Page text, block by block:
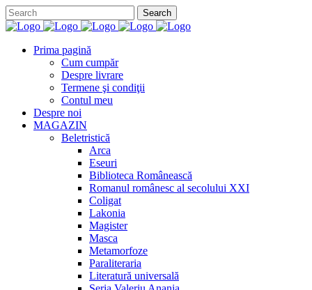
Prima pagină
Cum cumpăr
Despre livrare
Termene şi condiţii
Contul meu
Despre noi
MAGAZIN
Beletristică
Arca
Eseuri
Biblioteca Românească
Romanul românesc al secolului XXI
Coligat
Lakonia
Magister
Masca
Metamorfoze
Paraliteraria
Literatură universală